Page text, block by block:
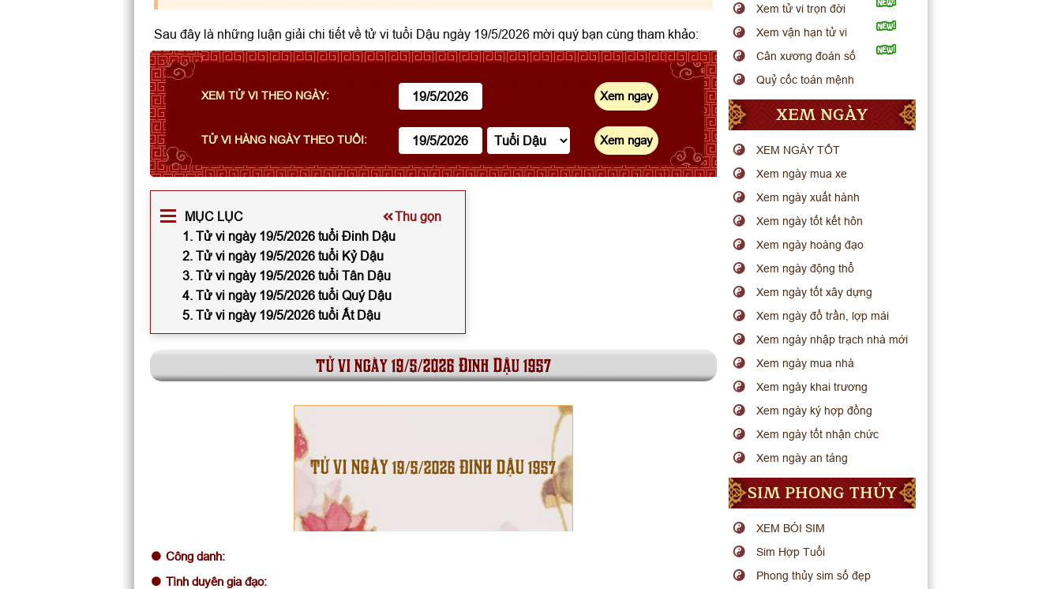
Sau đây là những luận giải chi tiết về tử vi tuổi Dậu ngày 19/5/2026 mời quý bạn cùng tham khảo:
XEM TỬ VI THEO NGÀY:
TỬ VI HÀNG NGÀY THEO TUỔI:
MỤC LỤC
Thu gọn
1. Tử vi ngày 19/5/2026 tuổi Đinh Dậu
2. Tử vi ngày 19/5/2026 tuổi Kỷ Dậu
3. Tử vi ngày 19/5/2026 tuổi Tân Dậu
4. Tử vi ngày 19/5/2026 tuổi Quý Dậu
5. Tử vi ngày 19/5/2026 tuổi Ất Dậu
tử vi ngày 19/5/2026 Đinh Dậu 1957
TỬ VI NGÀY 19/5/2026 ĐINH DẬU 1957
Công danh:
Tình duyên gia đạo:
Xem tử vi trọn đời
Xem vận hạn tử vi
Cân xương đoán số
Quỷ cốc toán mệnh
XEM NGÀY
XEM NGÀY TỐT
Xem ngày mua xe
Xem ngày xuất hành
Xem ngày tốt kết hôn
Xem ngày hoàng đạo
Xem ngày động thổ
Xem ngày tốt xây dựng
Xem ngày đổ trần, lợp mái
Xem ngày nhập trạch nhà mới
Xem ngày mua nhà
Xem ngày khai trương
Xem ngày ký hợp đồng
Xem ngày tốt nhận chức
Xem ngày an táng
SIM PHONG THỦY
XEM BÓI SIM
Sim Hợp Tuổi
Phong thủy sim số đẹp